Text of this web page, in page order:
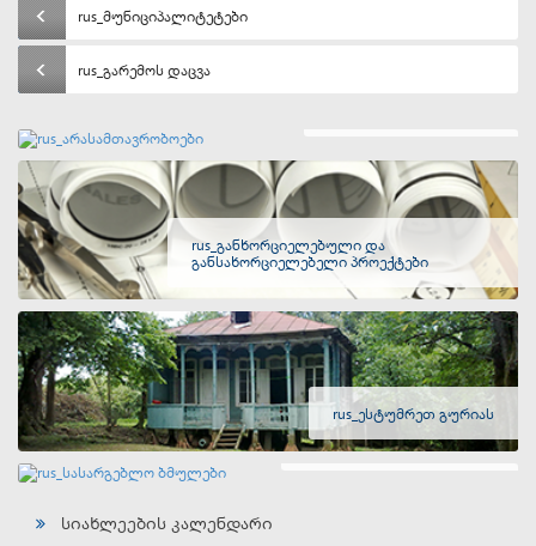
rus_მუნიციპალიტეტები
rus_გარემოს დაცვა
rus_განხორციელებული და
განსახორციელებელი პროექტები
rus_ესტუმრეთ გურიას
rus_სასარგებლო ბმულები
სიახლეების კალენდარი